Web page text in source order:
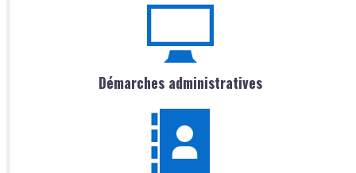
Démarches administratives